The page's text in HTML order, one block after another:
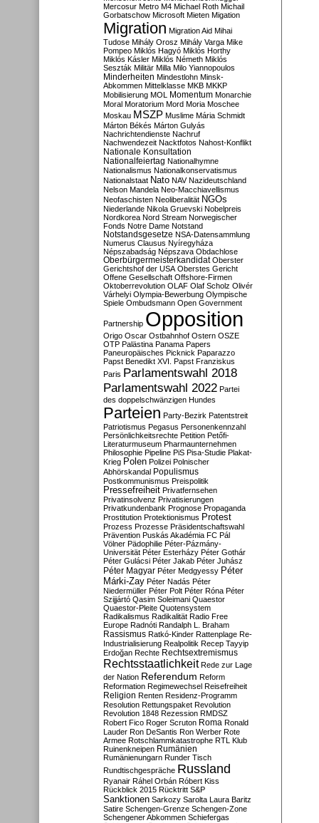
Mercosur Metro M4 Michael Roth Michail
Gorbatschow Microsoft Mieten Migation
Migration Migration Aid Mihai
Tudose Mihály Orosz Mihály Varga Mike
Pompeo Miklós Hagyó Miklós Horthy
Miklós Kásler Miklós Németh Miklós
Seszták Militär Milla Milo Yiannopoulos
Minderheiten Mindestlohn Minsk-
Abkommen Mittelklasse MKB MKKP
Mobilisierung MOL Momentum Monarchie
Moral Moratorium Mord Moria Moschee
Moskau MSZP Muslime Mária Schmidt
Márton Békés Márton Gulyás
Nachrichtendienste Nachruf
Nachwendezeit Nacktfotos Nahost-Konflikt
Nationale Konsultation
Nationalfeiertag Nationalhymne
Nationalismus Nationalkonservatismus
Nationalstaat Nato NAV Nazideutschland
Nelson Mandela Neo-Macchiavellismus
Neofaschisten Neoliberalität NGOs
Niederlande Nikola Gruevski Nobelpreis
Nordkorea Nord Stream Norwegischer
Fonds Notre Dame Notstand
Notstandsgesetze NSA-Datensammlung
Numerus Clausus Nyíregyháza
Népszabadság Népszava Obdachlose
Oberbürgermeisterkandidat Oberster
Gerichtshof der USA Oberstes Gericht
Offene Gesellschaft Offshore-Firmen
Oktoberrevolution OLAF Olaf Scholz Olivér
Várhelyi Olympia-Bewerbung Olympische
Spiele Ombudsmann Open Government
Partnership Opposition
Origo Oscar Ostbahnhof Ostern OSZE
OTP Palästina Panama Papers
Paneuropäisches Picknick Paparazzo
Papst Benedikt XVI. Papst Franziskus
Paris Parlamentswahl 2018
Parlamentswahl 2022 Partei
des doppelschwänzigen Hundes
Parteien Party-Bezirk Patentstreit
Patriotismus Pegasus Personenkennzahl
Persönlichkeitsrechte Petition Petőfi-
Literaturmuseum Pharmaunternehmen
Philosophie Pipeline PiS Pisa-Studie Plakat-
Krieg Polen Polizei Polnischer
Abhörskandal Populismus
Postkommunismus Preispolitik
Pressefreiheit Privatfernsehen
Privatinsolvenz Privatisierungen
Privatkundenbank Prognose Propaganda
Prostitution Protektionismus Protest
Prozess Prozesse Präsidentschaftswahl
Prävention Puskás Akadémia FC Pál
Völner Pädophilie Péter-Pázmány-
Universität Péter Esterházy Péter Gothár
Péter Gulácsi Péter Jakab Péter Juhász
Péter Magyar Péter Medgyessy Péter
Márki-Zay Péter Nadás Péter
Niedermüller Péter Polt Péter Róna Péter
Szijjártó Qasim Soleimani Quaestor
Quaestor-Pleite Quotensystem
Radikalismus Radikalität Radio Free
Europe Radnóti Randalph L. Braham
Rassismus Ratkó-Kinder Rattenplage Re-
Industrialisierung Realpolitik Recep Tayyip
Erdoğan Rechte Rechtsextremismus
Rechtsstaatlichkeit Rede zur Lage
der Nation Referendum Reform
Reformation Regimewechsel Reisefreiheit
Religion Renten Residenz-Programm
Resolution Rettungspaket Revolution
Revolution 1848 Rezession RMDSZ
Robert Fico Roger Scruton Roma Ronald
Lauder Ron DeSantis Ron Werber Rote
Armee Rotschlammkatastrophe RTL Klub
Ruinenkneipen Rumänien
Rumänienungarn Runder Tisch
Rundtischgespräche Russland
Ryanair Ráhel Orbán Róbert Kiss
Rückblick 2015 Rücktritt S&P
Sanktionen Sarkozy Sarolta Laura Baritz
Satire Schengen-Grenze Schengen-Zone
Schengener Abkommen Schiefergas